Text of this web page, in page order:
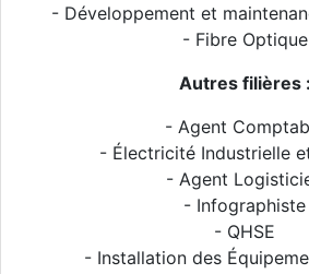
- Développement et
- Fibre Optique
Autres filières :
- Agent
- Électricité Industrielle
- Agent
- Infographiste
- QHSE
- Installation des